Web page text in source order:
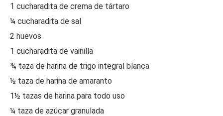
1 cucharadita de crema de tártaro
¼ cucharadita de sal
2 huevos
1 cucharadita de vainilla
¾ taza de harina de trigo integral blanca
½ taza de harina de amaranto
1½ tazas de harina para todo uso
¼ taza de azúcar granulada